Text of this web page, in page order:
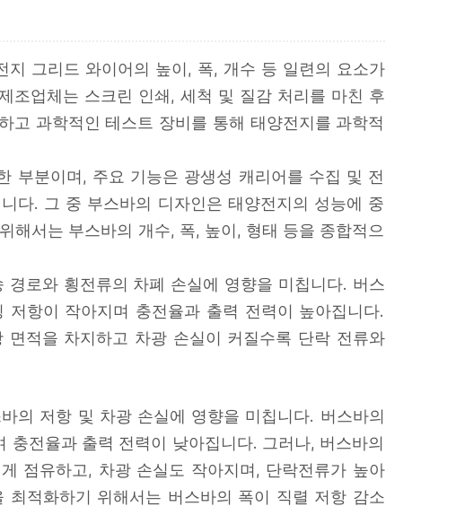
지 그리드 와이어의 높이, 폭, 개수 등 일련의 요소가
조업체는 스크린 인쇄, 세척 및 질감 처리를 마친 후
고 과학적인 테스트 장비를 통해 태양전지를 과학적
부분이며, 주요 기능은 광생성 캐리어를 수집 및 전
다. 그 중 부스바의 디자인은 태양전지의 성능에 중
해서는 부스바의 개수, 폭, 높이, 형태 등을 종합적으
로와 횡전류의 차폐 손실에 영향을 미칩니다. 버스
항이 작아지며 충전율과 출력 전력이 높아집니다.
적을 차지하고 차광 손실이 커질수록 단락 전류와
의 저항 및 차광 손실에 영향을 미칩니다. 버스바의
전율과 출력 전력이 낮아집니다. 그러나, 버스바의
점유하고, 차광 손실도 작아지며, 단락전류가 높아
적화하기 위해서는 버스바의 폭이 직렬 저항 감소